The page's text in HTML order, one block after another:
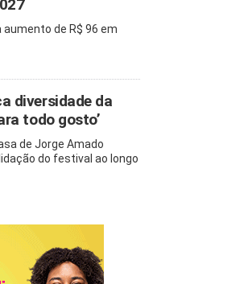
de R$ 96 em
diversidade da
todo gosto’
de Jorge Amado
do festival ao longo